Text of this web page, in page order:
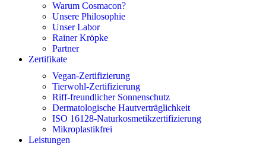
Warum Cosmacon?
Unsere Philosophie
Unser Labor
Rainer Kröpke
Partner
Zertifikate
Vegan-Zertifizierung
Tierwohl-Zertifizierung
Riff-freundlicher Sonnenschutz
Dermatologische Hautverträglichkeit
ISO 16128-Naturkosmetikzertifizierung
Mikroplastikfrei
Leistungen